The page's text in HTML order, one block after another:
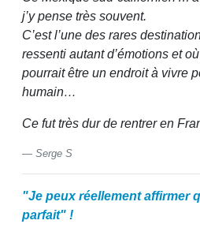
j’y pense très souvent.
C’est l’une des rares
ressenti autant d’émotions et
pourrait être un endroit à vivre
humain…
Ce fut très dur de rentrer en
Serge S
"Je peux réellement affirmer
parfait" !